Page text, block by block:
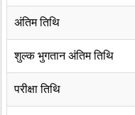
अंतिम तिथि
शुल्क भुगतान अंतिम तिथि
परीक्षा तिथि